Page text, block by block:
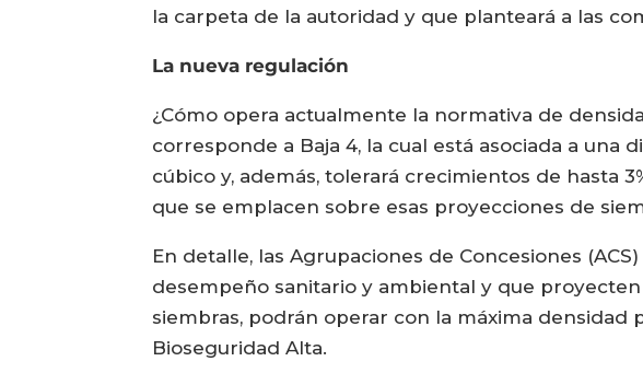
la carpeta de la autoridad y que planteará a las
La nueva regulación
¿Cómo opera actualmente la normativa de
corresponde a Baja 4, la cual está asociada a
cúbico y, además, tolerará crecimientos de hasta
que se emplacen sobre esas proyecciones de
En detalle, las Agrupaciones de Concesiones
desempeño sanitario y ambiental y que
siembras, podrán operar con la máxima densidad
Bioseguridad Alta.